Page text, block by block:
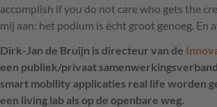
accomplish if you do not care who gets the
mij aan: het podium is écht groot genoeg. En
Dirk-Jan de Bruijn is directeur van de
een publiek/privaat
smart mobility applicaties real life worden
een living lab als op de openbare weg.